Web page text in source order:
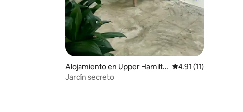
Alojamiento en Upper Hamilto
n
Calificación
4.91 (11)
Jardín secreto